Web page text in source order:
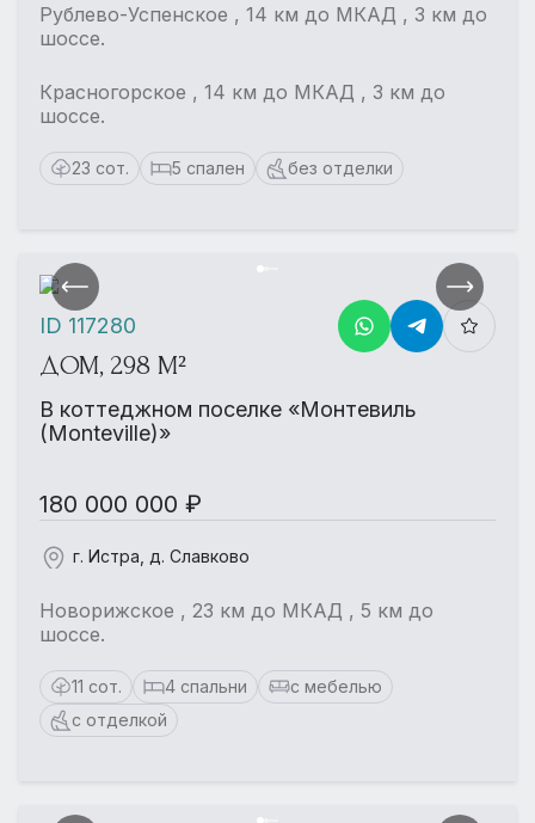
Рублево-Успенское , 14 км до МКАД , 3 км до
шоссе.
Красногорское , 14 км до МКАД , 3 км до
шоссе.
23 сот. 5 спален без отделки
ДОМ, 298 М²
В коттеджном поселке «Монтевиль
(Monteville)»
180 000 000 ₽
г. Истра, д. Славково
Новорижское , 23 км до МКАД , 5 км до
шоссе.
11 сот. 4 спальни
с мебелью
с отделкой
ID 117280